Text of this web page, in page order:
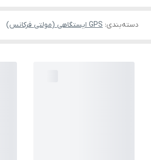
دسته‌بندی: GPS ایستگاهی (مولتی فرکانس)